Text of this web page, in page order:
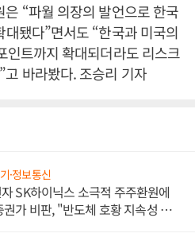
“파월 의장의 발언으로 한국
됐다”면서도 “한국과 미국의
인트까지 확대되더라도 리스크
바라봤다. 조승리 기자
·정보통신
SK하이닉스 소극적 주주환원에
권가 비판, "반도체 호황 지속성 의